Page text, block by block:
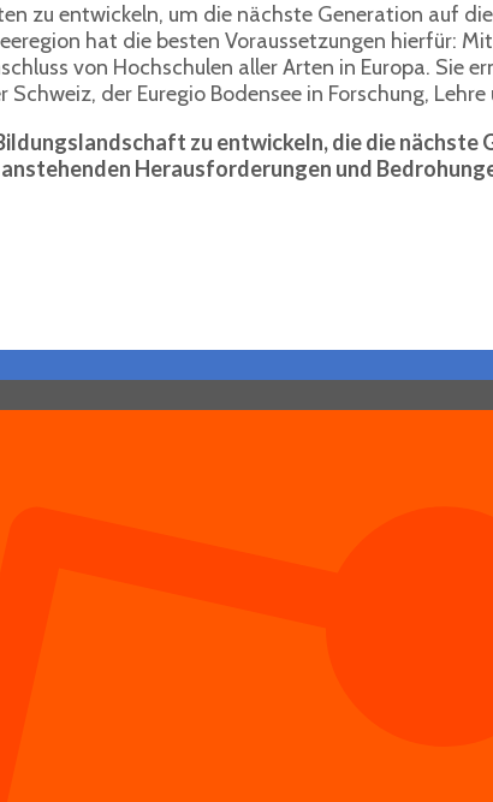
zu entwickeln, um die nächste Generation auf
hat die besten Voraussetzungen hierfür:
von Hochschulen aller Arten in Europa. Sie
der Euregio Bodensee in Forschung, Lehre
zu entwickeln, die die nächste
Herausforderungen und